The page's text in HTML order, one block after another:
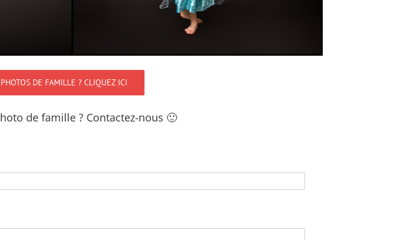
DE FAMILLE ? CLIQUEZ ICI
de famille ? Contactez-nous 🙂